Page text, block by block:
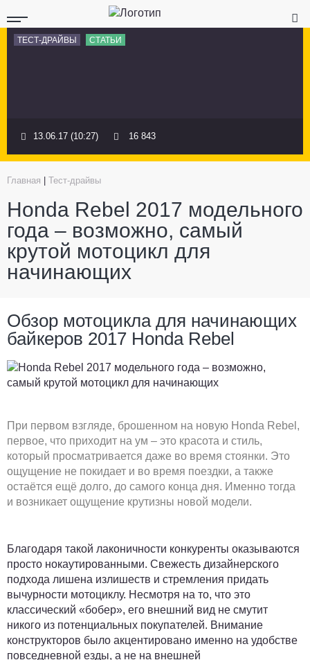
ТЕСТ-ДРАЙВЫ СТАТЬИ
13.06.17 (10:27) 16 843
Главная Тест-драйвы
Honda Rebel 2017 модельного
года – возможно, самый
крутой мотоцикл для
начинающих
Обзор мотоцикла для начинающих
байкеров 2017 Honda Rebel
При первом взгляде, брошенном на новую Honda Rebel,
первое, что приходит на ум – это красота и стиль,
который просматривается даже во время стоянки. Это
ощущение не покидает и во время поездки, а также
остаётся ещё долго, до самого конца дня. Именно тогда
и возникает ощущение крутизны новой модели.
Благодаря такой лаконичности конкуренты оказываются
просто нокаутированными. Свежесть дизайнерского
подхода лишена излишеств и стремления придать
вычурности мотоциклу. Несмотря на то, что это
классический «бобер», его внешний вид не смутит
никого из потенциальных покупателей. Внимание
конструкторов было акцентировано именно на удобстве
повседневной езды, а не на внешней